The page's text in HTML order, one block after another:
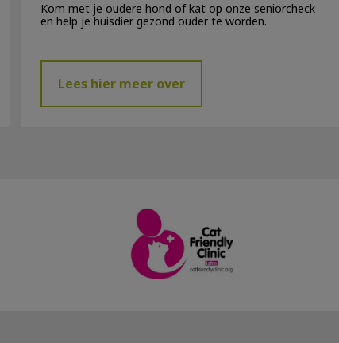
Kom met je oudere hond of kat op onze seniorcheck
en help je huisdier gezond ouder te worden.
Lees hier meer over